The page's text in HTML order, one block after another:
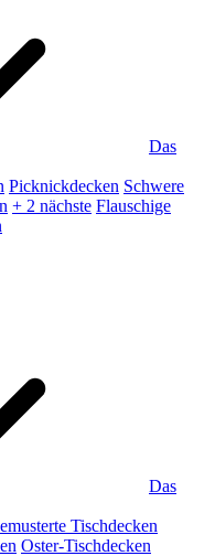
Das
Picknickdecken Schwere
+ 2 nächste Flauschige
Das
Tischdecken
Oster-Tischdecken